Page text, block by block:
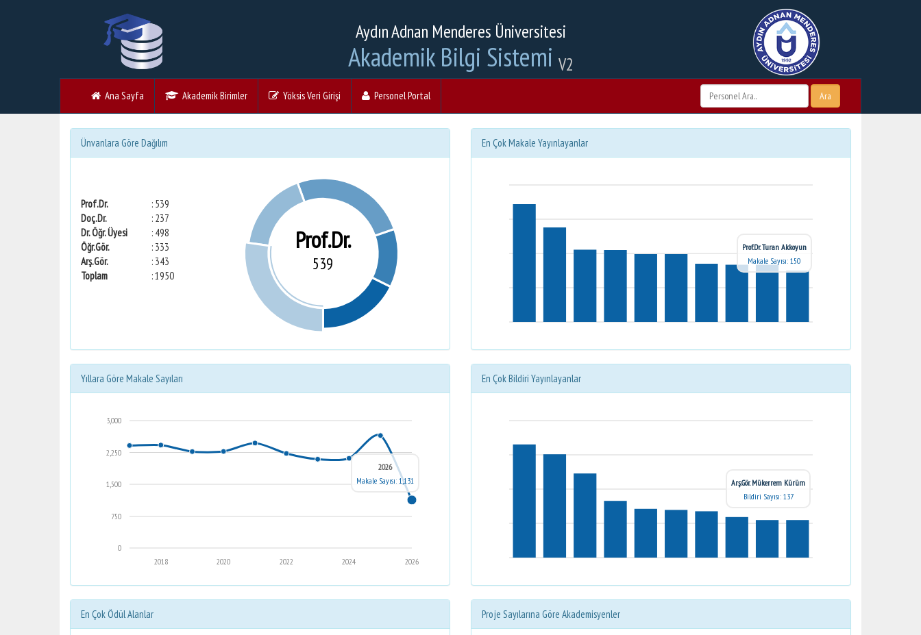
Aydın Adnan Menderes Üniversitesi
Akademik Bilgi Sistemi V2
Ana Sayfa Akademik Birimler Yöksis Veri Girişi Personel Portal Ara
Ünvanlara Göre Dağılım
Prof.Dr.
: 539
Doç.Dr.
: 237
Dr. Öğr. Üyesi
: 498
Öğr.Gör.
: 333
Arş.Gör.
: 343
Toplam
: 1950
Prof.Dr.
539
En Çok Makale Yayınlayanlar
Prof.Dr. Turan Akkoyun
Makale Sayısı: 150
Yıllara Göre Makale Sayıları
0
750
1,500
2,250
3,000
2026
2024
2022
2020
2018
2026
Makale Sayısı: 1,131
En Çok Bildiri Yayınlayanlar
Arş.Gör. Mükerrem Kürüm
Bildiri Sayısı: 137
En Çok Ödül Alanlar Proje Sayılarına Göre Akademisyenler